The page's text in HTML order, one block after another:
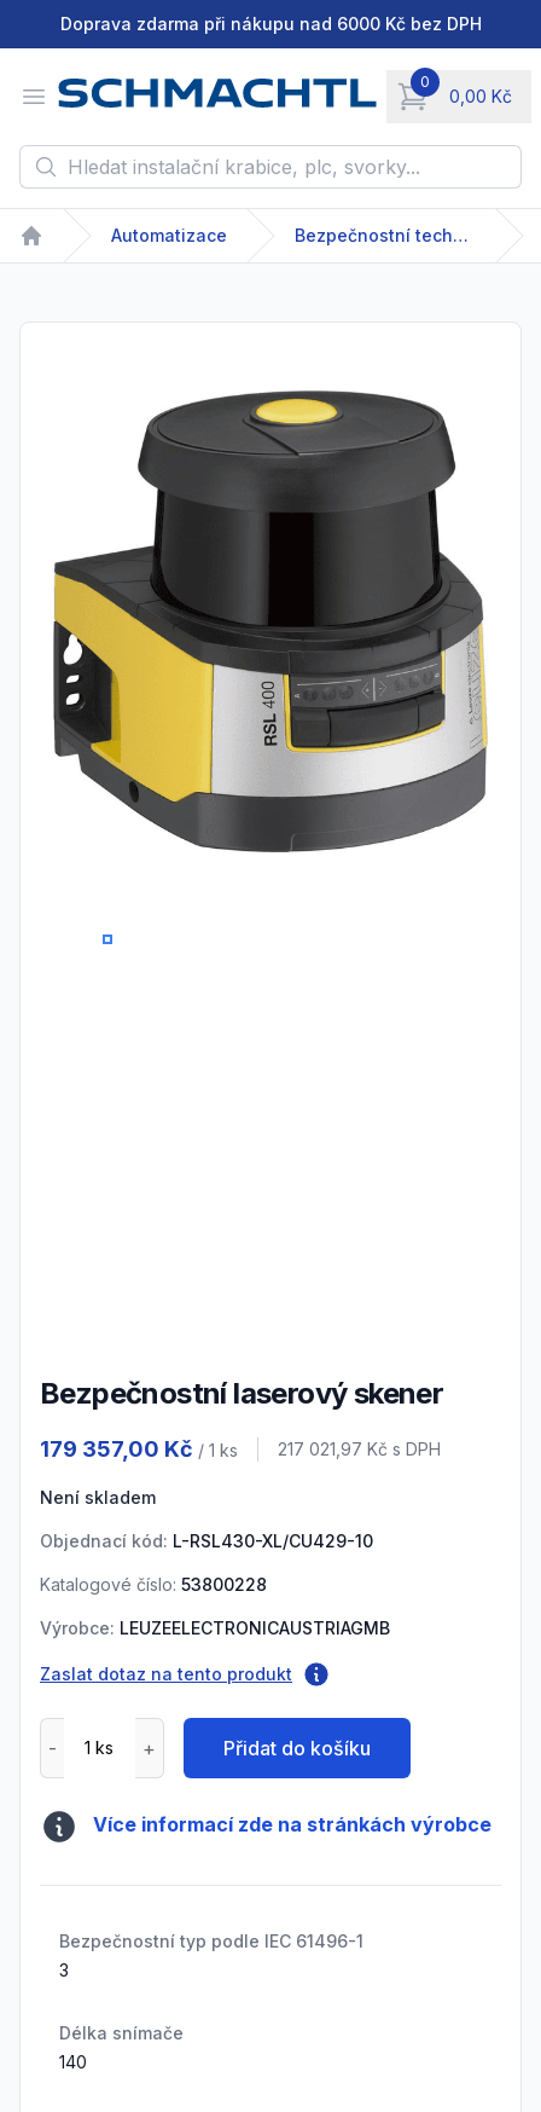
Doprava zdarma při nákupu nad 6000 Kč bez DPH
Open menu
0
0,00 Kč
items in cart,
Hledat instalační krabice, plc, svorky...
Home
Automatizace Bezpečnostní technika
0
Bezpečnostní laserový skener
179 357,00 Kč / 1 ks Cena s DPH
217 021,97 Kč s DPH
Není skladem
Objednací kód: L-RSL430-XL/CU429-10
Katalogové číslo: 53800228
Výrobce: LEUZEELECTRONICAUSTRIAGMB
Zaslat dotaz na tento produkt
Přidat do košíku
Více informací zde na stránkách výrobce
Bezpečnostní typ podle IEC 61496-1
3
Délka snímače
140